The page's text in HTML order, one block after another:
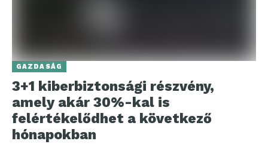
GAZDASÁG
3+1 kiberbiztonsági részvény,
amely akár 30%-kal is
felértékelődhet a következő
hónapokban